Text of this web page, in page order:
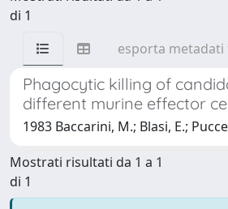
di 1
esporta metadati
Phagocytic killing of
different murine effector
1983 Baccarini, M.; Blasi, E.;
Mostrati risultati da 1 a 1
di 1